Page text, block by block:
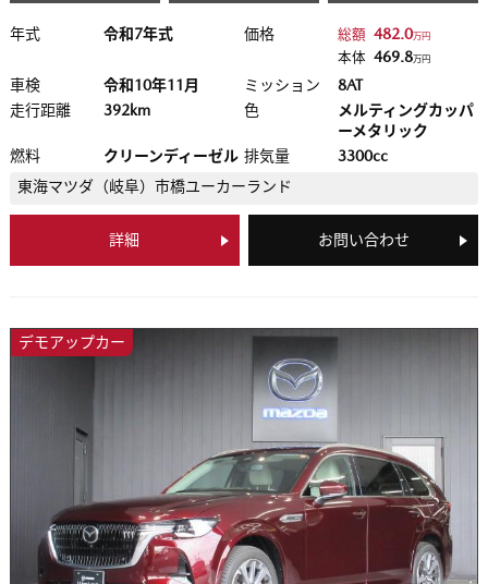
年式 令和7年式 価格 総額 482.0万円
本体 469.8万円
車検 令和10年11月 ミッション
8AT
走行距離
392km 色
メルティングカッパ
ーメタリック
燃料
クリーンディーゼル 排気量
3300cc
東海マツダ（岐阜） 市橋ユーカーランド
詳細 お問い合わせ
デモアップカー